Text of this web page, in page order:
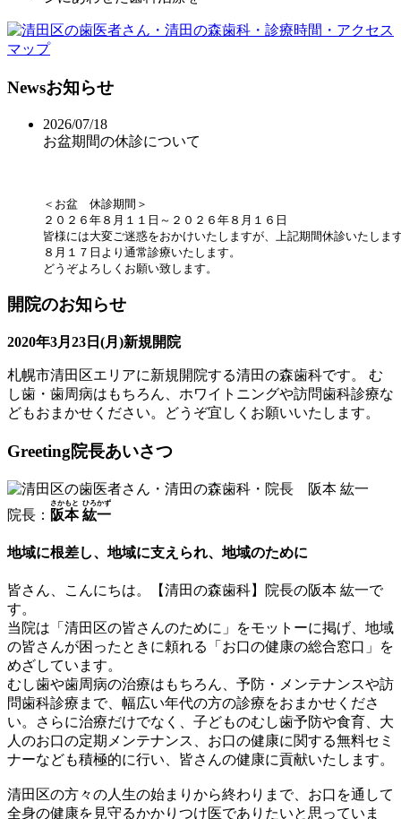
Newsお知らせ
2026/07/18
お盆期間の休診について
＜お盆　休診期間＞
２０２６年８月１１日～２０２６年８月１６日
皆様には大変ご迷惑をおかけいたしますが、上記期間休診いたしま
８月１７日より通常診療いたします。
どうぞよろしくお願い致します。
開院のお知らせ
2020年3月23日(月)新規開院
札幌市清田区エリアに新規開院する清田の森歯科です。 む
し歯・歯周病はもちろん、ホワイトニングや訪問歯科診療な
どもおまかせください。どうぞ宜しくお願いいたします。
Greeting院長あいさつ
院長： 阪本
さかもと
紘一
ひろかず
地域に根差し、地域に支えられ、地域のために
皆さん、こんにちは。【清田の森歯科】院長の阪本 紘一で
す。
当院は「清田区の皆さんのために」をモットーに掲げ、地域
の皆さんが困ったときに頼れる「お口の健康の総合窓口」を
めざしています。
むし歯や歯周病の治療はもちろん、予防・メンテナンスや訪
問歯科診療まで、幅広い年代の方の診療をおまかせくださ
い。さらに治療だけでなく、子どものむし歯予防や食育、大
人のお口の定期メンテナンス、お口の健康に関する無料セミ
ナーなども積極的に行い、皆さんの健康に貢献いたします。
清田区の方々の人生の始まりから終わりまで、お口を通して
全身の健康を見守るかかりつけ医でありたいと思っていま